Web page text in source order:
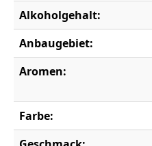
Alkoholgehalt:
Anbaugebiet:
Aromen:
Farbe: